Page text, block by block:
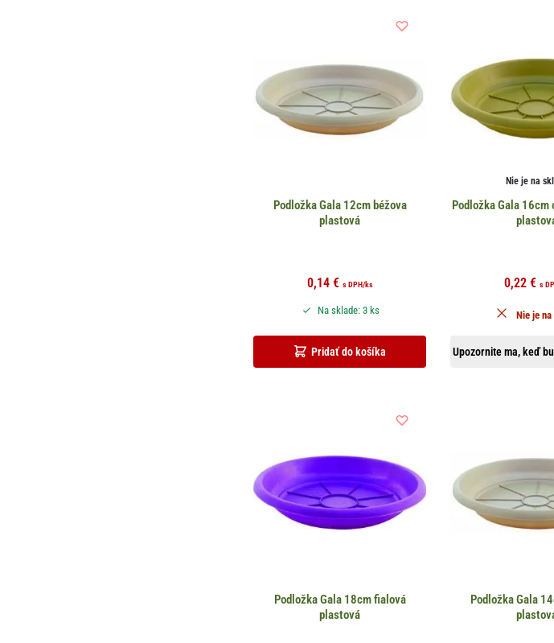
Podložka Gala 12cm béžova
plastová
0,14 € s DPH/ks
Pridať do košíka
Na sklade: 3 ks
Nie je na
Podložka Gala
0,22 € s
Upozornite ma, keď
Nie je
Podložka Gala 18cm fialová
plastová
Podložka Gala